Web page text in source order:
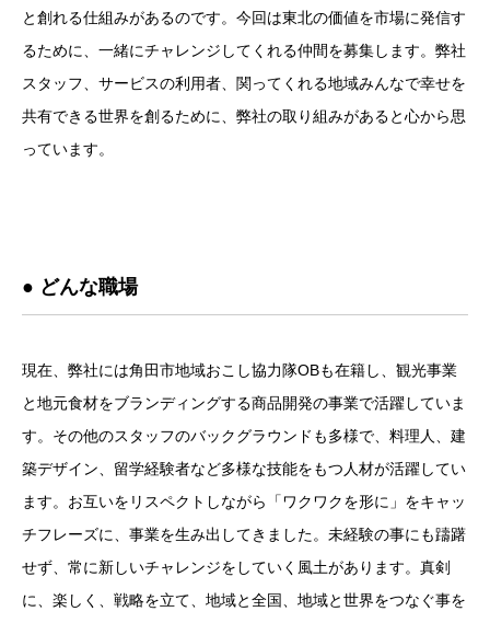
と創れる仕組みがあるのです。今回は東北の価値を市場に発信す
るために、一緒にチャレンジしてくれる仲間を募集します。弊社
スタッフ、サービスの利用者、関ってくれる地域みんなで幸せを
共有できる世界を創るために、弊社の取り組みがあると心から思
っています。
● どんな職場
現在、弊社には角田市地域おこし協力隊OBも在籍し、観光事業
と地元食材をブランディングする商品開発の事業で活躍していま
す。その他のスタッフのバックグラウンドも多様で、料理人、建
築デザイン、留学経験者など多様な技能をもつ人材が活躍してい
ます。お互いをリスペクトしながら「ワクワクを形に」をキャッ
チフレーズに、事業を生み出してきました。未経験の事にも躊躇
せず、常に新しいチャレンジをしていく風土があります。真剣
に、楽しく、戦略を立て、地域と全国、地域と世界をつなぐ事を